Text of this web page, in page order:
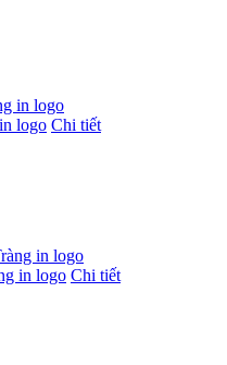
logo Chi tiết
in logo Chi tiết